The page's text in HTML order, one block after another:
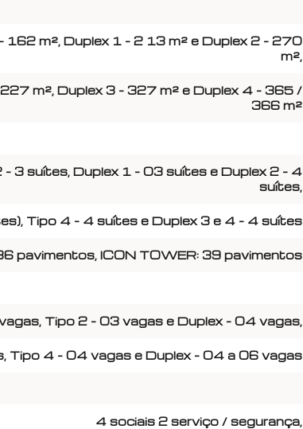
162 m², Duplex 1 - 2 13 m² e Duplex 2 - 270
m²,
m², Duplex 3 - 327 m² e Duplex 4 - 365 /
366 m²
3 suítes, Duplex 1 - 03 suítes e Duplex 2 - 4
suítes,
Tipo 4 - 4 suítes e Duplex 3 e 4 - 4 suítes
pavimentos, ICON TOWER: 39 pavimentos
Tipo 2 - 03 vagas e Duplex - 04 vagas,
Tipo 4 - 04 vagas e Duplex - 04 a 06 vagas
4 sociais 2 serviço / segurança,